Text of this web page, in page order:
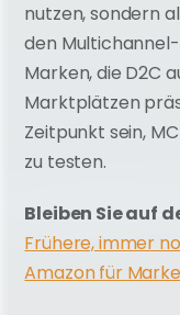
nutzen, sondern
den
Marken, die D2C
Marktplätzen
Zeitpunkt sein,
zu testen.
Frühere, immer
Amazon für